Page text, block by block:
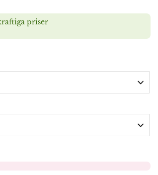
priser